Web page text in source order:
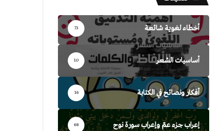
أخطاء لغوية شائعة 73
أساسيات الشعر 10
أفكار ونصائح في الكتابة 16
إعراب جزء عمّ وإعراب سورة نوح 68